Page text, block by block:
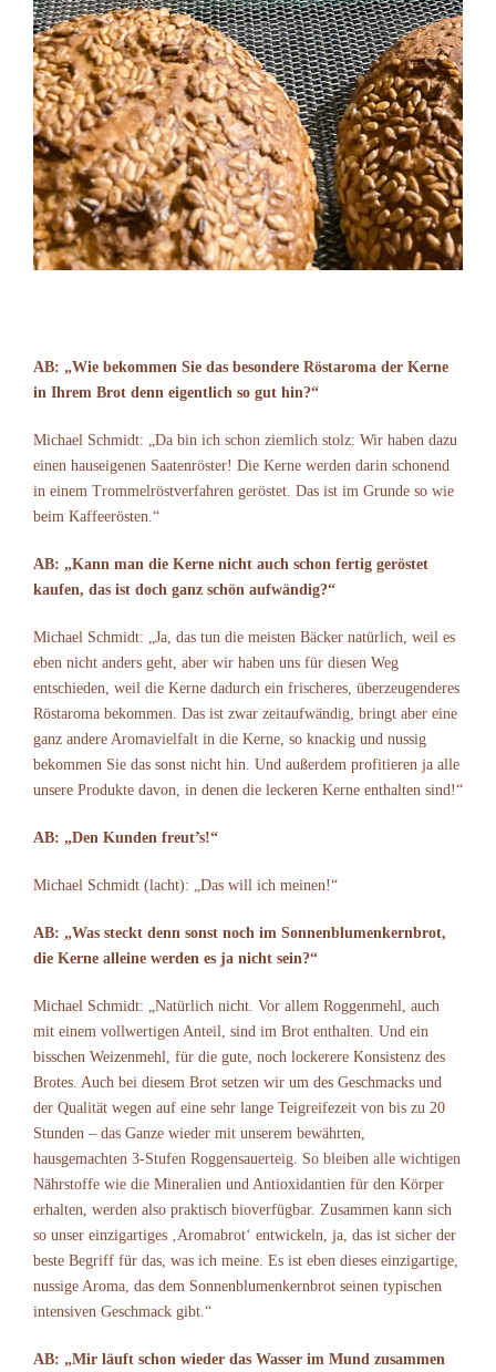
AB: „Wie bekommen Sie das besondere Röstaroma der Kerne
in Ihrem Brot denn eigentlich so gut hin?“
Michael Schmidt: „Da bin ich schon ziemlich stolz: Wir haben dazu
einen hauseigenen Saatenröster! Die Kerne werden darin schonend
in einem Trommelröstverfahren geröstet. Das ist im Grunde so wie
beim Kaffeerösten.“
AB: „Kann man die Kerne nicht auch schon fertig geröstet
kaufen, das ist doch ganz schön aufwändig?“
Michael Schmidt: „Ja, das tun die meisten Bäcker natürlich, weil es
eben nicht anders geht, aber wir haben uns für diesen Weg
entschieden, weil die Kerne dadurch ein frischeres, überzeugenderes
Röstaroma bekommen. Das ist zwar zeitaufwändig, bringt aber eine
ganz andere Aromavielfalt in die Kerne, so knackig und nussig
bekommen Sie das sonst nicht hin. Und außerdem profitieren ja alle
unsere Produkte davon, in denen die leckeren Kerne enthalten sind!“
AB: „Den Kunden freut’s!“
Michael Schmidt (lacht): „Das will ich meinen!“
AB: „Was steckt denn sonst noch im Sonnenblumenkernbrot,
die Kerne alleine werden es ja nicht sein?“
Michael Schmidt: „Natürlich nicht. Vor allem Roggenmehl, auch
mit einem vollwertigen Anteil, sind im Brot enthalten. Und ein
bisschen Weizenmehl, für die gute, noch lockerere Konsistenz des
Brotes. Auch bei diesem Brot setzen wir um des Geschmacks und
der Qualität wegen auf eine sehr lange Teigreifezeit von bis zu 20
Stunden – das Ganze wieder mit unserem bewährten,
hausgemachten 3-Stufen Roggensauerteig. So bleiben alle wichtigen
Nährstoffe wie die Mineralien und Antioxidantien für den Körper
erhalten, werden also praktisch bioverfügbar. Zusammen kann sich
so unser einzigartiges ‚Aromabrot‘ entwickeln, ja, das ist sicher der
beste Begriff für das, was ich meine. Es ist eben dieses einzigartige,
nussige Aroma, das dem Sonnenblumenkernbrot seinen typischen
intensiven Geschmack gibt.“
AB: „Mir läuft schon wieder das Wasser im Mund zusammen